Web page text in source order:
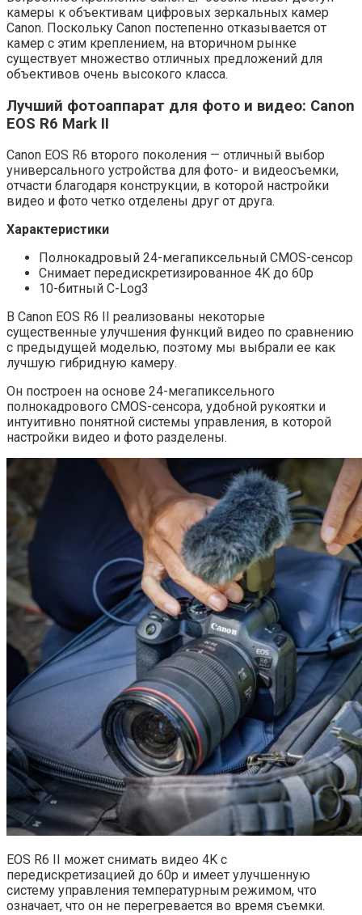
камеры к объективам цифровых зеркальных камер
Canon. Поскольку Canon постепенно отказывается от
камер с этим креплением, на вторичном рынке
существует множество отличных предложений для
объективов очень высокого класса.
Лучший фотоаппарат для фото и видео: Canon
EOS R6 Mark II
Canon EOS R6 второго поколения — отличный выбор
универсального устройства для фото- и видеосъемки,
отчасти благодаря конструкции, в которой настройки
видео и фото четко отделены друг от друга.
Характеристики
Полнокадровый 24-мегапиксельный CMOS-сенсор
Снимает передискретизированное 4K до 60p
10-битный C-Log3
В Canon EOS R6 II реализованы некоторые
существенные улучшения функций видео по сравнению
с предыдущей моделью, поэтому мы выбрали ее как
лучшую гибридную камеру.
Он построен на основе 24-мегапиксельного
полнокадрового CMOS-сенсора, удобной рукоятки и
интуитивно понятной системы управления, в которой
настройки видео и фото разделены.
EOS R6 II может снимать видео 4K с
передискретизацией до 60p и имеет улучшенную
систему управления температурным режимом, что
означает, что он не перегревается во время съемки.